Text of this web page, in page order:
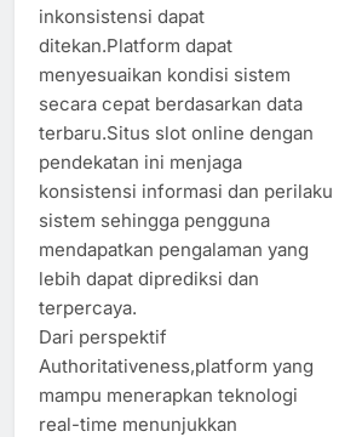
inkonsistensi dapat
ditekan.Platform dapat
menyesuaikan kondisi sistem
secara cepat berdasarkan data
terbaru.Situs slot online dengan
pendekatan ini menjaga
konsistensi informasi dan perilaku
sistem sehingga pengguna
mendapatkan pengalaman yang
lebih dapat diprediksi dan
terpercaya.
Dari perspektif
Authoritativeness,platform yang
mampu menerapkan teknologi
real-time menunjukkan